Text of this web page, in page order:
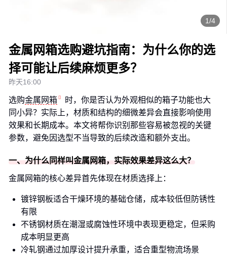
1/4
金属网箱选购避坑指南：为什么你的选
择可能让后续麻烦更多？
昨天16:00
选购金属网箱
时，你是否认为外观相似的箱子功能也大
同小异？实际上，材质和结构的细微差异会直接影响使用
效果和长期成本。本文将帮你识别那些容易被忽视的关键
参数，避免因选型不当导致的后续改造和额外支出。
一、为什么同样叫金属网箱，实际效果差异这么大？
金属网箱的核心差异首先体现在材质选择上：
镀锌钢板适合干燥环境的基础仓储，成本较低但防锈性
有限
不锈钢材质在潮湿或腐蚀性环境中表现更稳定，但采购
成本明显更高
冷轧钢通过加厚设计提升承重，适合重型物流场景